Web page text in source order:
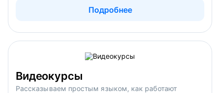
Подробнее
Видеокурсы
Рассказываем простым языком, как работают